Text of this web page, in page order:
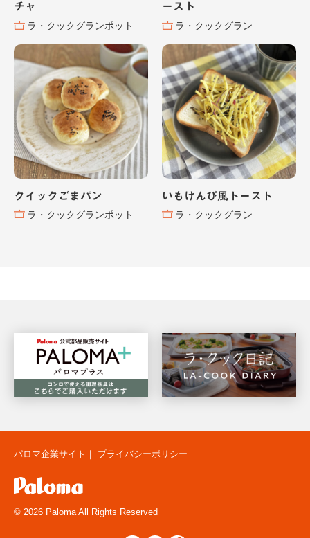
チャ
ラ・クックグランポット
ースト
ラ・クックグラン
クイックごまパン
ラ・クックグランポット
いもけんぴ風トースト
ラ・クックグラン
パロマ企業サイト ｜ プライバシーポリシー
© 2026 Paloma All Rights Reserved